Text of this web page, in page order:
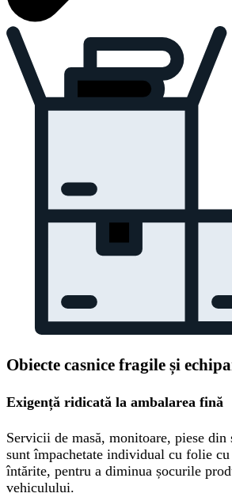
Obiecte casnice fragile și
Exigență ridicată la ambalarea fină
Servicii de masă, monitoare, piese
sunt împachetate individual cu folie
întărite, pentru a diminua șocurile
vehiculului.